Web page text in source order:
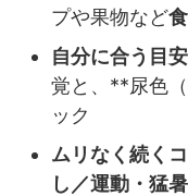
プや果物など
自分に合う目
覚と、**尿色
ック
ムリなく続く
し／運動・猛